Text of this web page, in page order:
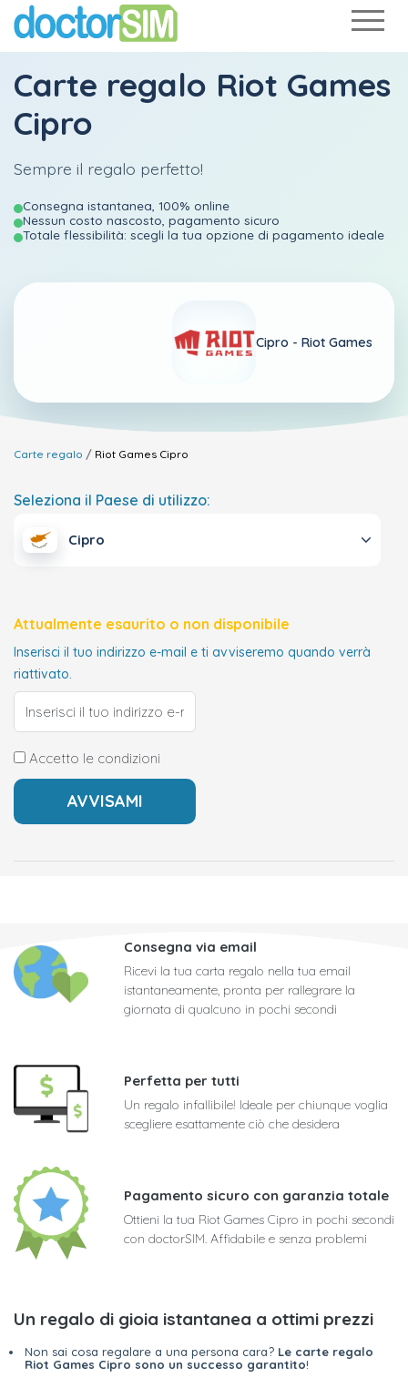
Carte regalo Riot Games
Cipro
Sempre il regalo perfetto!
Consegna istantanea, 100% online
Nessun costo nascosto, pagamento sicuro
Totale flessibilità: scegli la tua opzione di pagamento ideale
Cipro - Riot Games
Carte regalo Riot Games Cipro
Seleziona il Paese di utilizzo:
Cipro
Attualmente esaurito o non disponibile
Inserisci il tuo indirizzo e-mail e ti avviseremo quando verrà
riattivato.
Accetto le condizioni
Consegna via email
Ricevi la tua carta regalo nella tua email
istantaneamente, pronta per rallegrare la
giornata di qualcuno in pochi secondi
Perfetta per tutti
Un regalo infallibile! Ideale per chiunque voglia
scegliere esattamente ciò che desidera
Pagamento sicuro con garanzia totale
Ottieni la tua Riot Games Cipro in pochi secondi
con doctorSIM. Affidabile e senza problemi
Un regalo di gioia istantanea a ottimi prezzi
Non sai cosa regalare a una persona cara? Le carte regalo
Riot Games Cipro sono un successo garantito!